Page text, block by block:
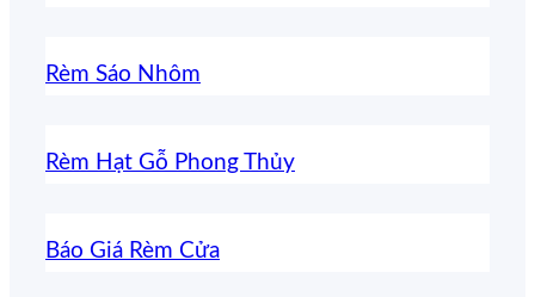
Rèm Sáo Nhôm
Rèm Hạt Gỗ Phong Thủy
Báo Giá Rèm Cửa